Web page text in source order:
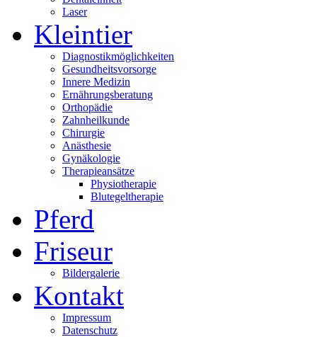
Laser
Kleintier
Diagnostikmöglichkeiten
Gesundheitsvorsorge
Innere Medizin
Ernährungsberatung
Orthopädie
Zahnheilkunde
Chirurgie
Anästhesie
Gynäkologie
Therapieansätze
Physiotherapie
Blutegeltherapie
Pferd
Friseur
Bildergalerie
Kontakt
Impressum
Datenschutz